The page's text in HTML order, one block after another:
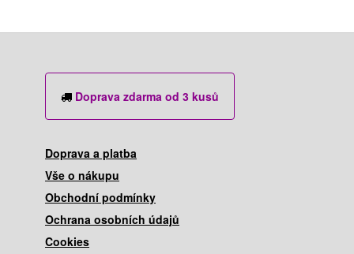
Doprava zdarma od 3 kusů
Doprava a platba
Vše o nákupu
Obchodní podmínky
Ochrana osobních údajů
Cookies